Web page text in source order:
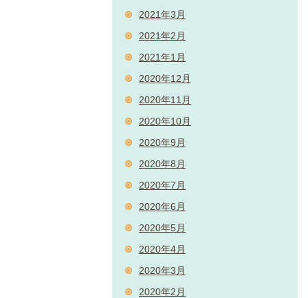
2021年3月
2021年2月
2021年1月
2020年12月
2020年11月
2020年10月
2020年9月
2020年8月
2020年7月
2020年6月
2020年5月
2020年4月
2020年3月
2020年2月